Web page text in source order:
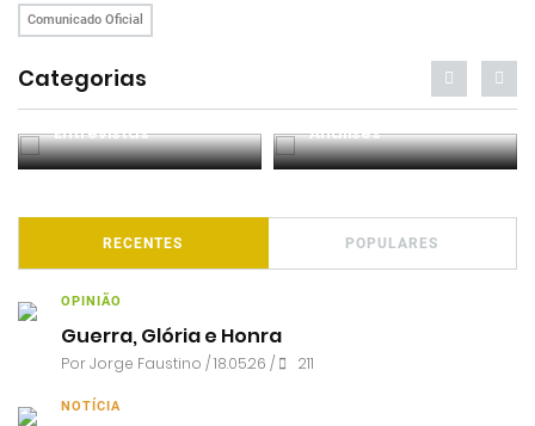
Comunicado Oficial
Categorias
Entrevistas Análises
RECENTES POPULARES
OPINIÃO
Guerra, Glória e Honra
PorJorge Faustino / 18.05.26 / 211
NOTÍCIA